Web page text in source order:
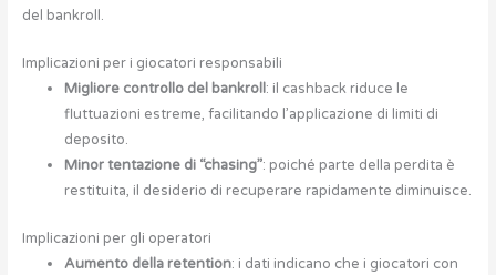
del bankroll.
Implicazioni per i giocatori responsabili
Migliore controllo del bankroll: il cashback riduce le
fluttuazioni estreme, facilitando l’applicazione di limiti di
deposito.
Minor tentazione di “chasing”: poiché parte della perdita è
restituita, il desiderio di recuperare rapidamente diminuisce.
Implicazioni per gli operatori
Aumento della retention: i dati indicano che i giocatori con